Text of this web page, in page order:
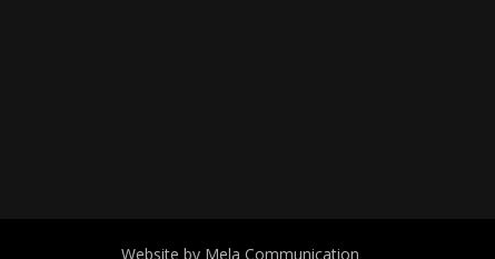
Website by Mela Communication